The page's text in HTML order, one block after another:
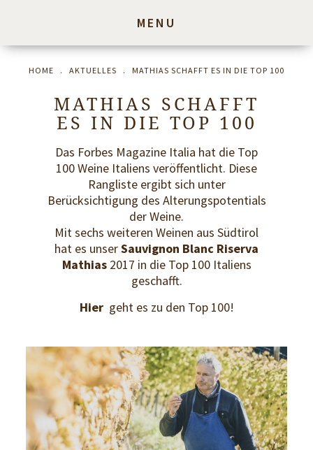
MENU
HOME . AKTUELLES . MATHIAS SCHAFFT ES IN DIE TOP 100
MATHIAS SCHAFFT
ES IN DIE TOP 100
Das Forbes Magazine Italia hat die Top
100 Weine Italiens veröffentlicht. Diese
Rangliste ergibt sich unter
Berücksichtigung des Alterungspotentials
der Weine.
Mit sechs weiteren Weinen aus Südtirol
hat es unserSauvignon Blanc Riserva
Mathias2017 in die Top 100 Italiens
geschafft.
Hiergeht es zu den Top 100!